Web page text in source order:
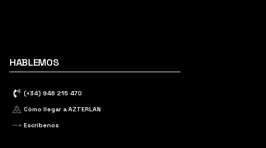
HABLEMOS
(+34) 946 215 470
Cómo llegar a AZTERLAN
Escríbenos